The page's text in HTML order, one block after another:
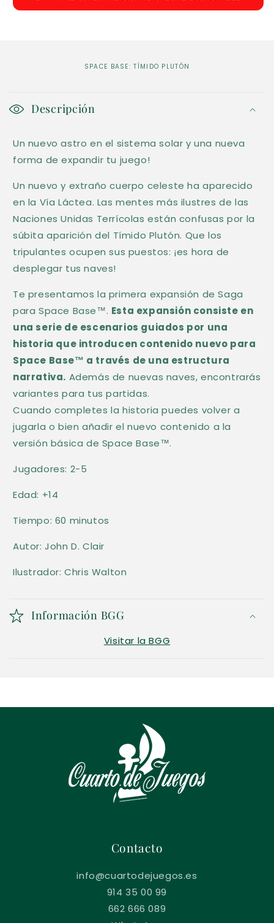
SPACE BASE: TÍMIDO PLUTÓN
o
t
e
n
i
d
o
d
e
s
p
e
g
a
b
l
e
Descripción
Un nuevo astro en el sistema solar y una nueva
forma de expandir tu juego!
Un nuevo y extraño cuerpo celeste ha aparecido
en la Vía Láctea. Las mentes más ilustres de las
Naciones Unidas Terrícolas están confusas por la
súbita aparición del Tímido Plutón. Que los
tripulantes ocupen sus puestos: ¡es hora de
desplegar tus naves!
Te presentamos la primera expansión de Saga
para Space Base™. Esta expansión consiste en
una serie de escenarios guiados por una
historia que introducen contenido nuevo para
Space Base™ a través de una estructura
narrativa. Además de nuevas naves, encontrarás
variantes para tus partidas.
Cuando completes la historia puedes volver a
jugarla o bien añadir el nuevo contenido a la
versión básica de Space Base™.
Jugadores: 2-5
Edad: +14
Tiempo: 60 minutos
Autor: John D. Clair
Ilustrador: Chris Walton
Información BGG
Visitar la BGG
Contacto
info@cuartodejuegos.es
914 35 00 99
662 666 089